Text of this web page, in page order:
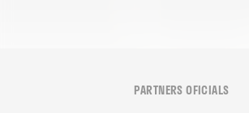
PARTNERS OFICIALS